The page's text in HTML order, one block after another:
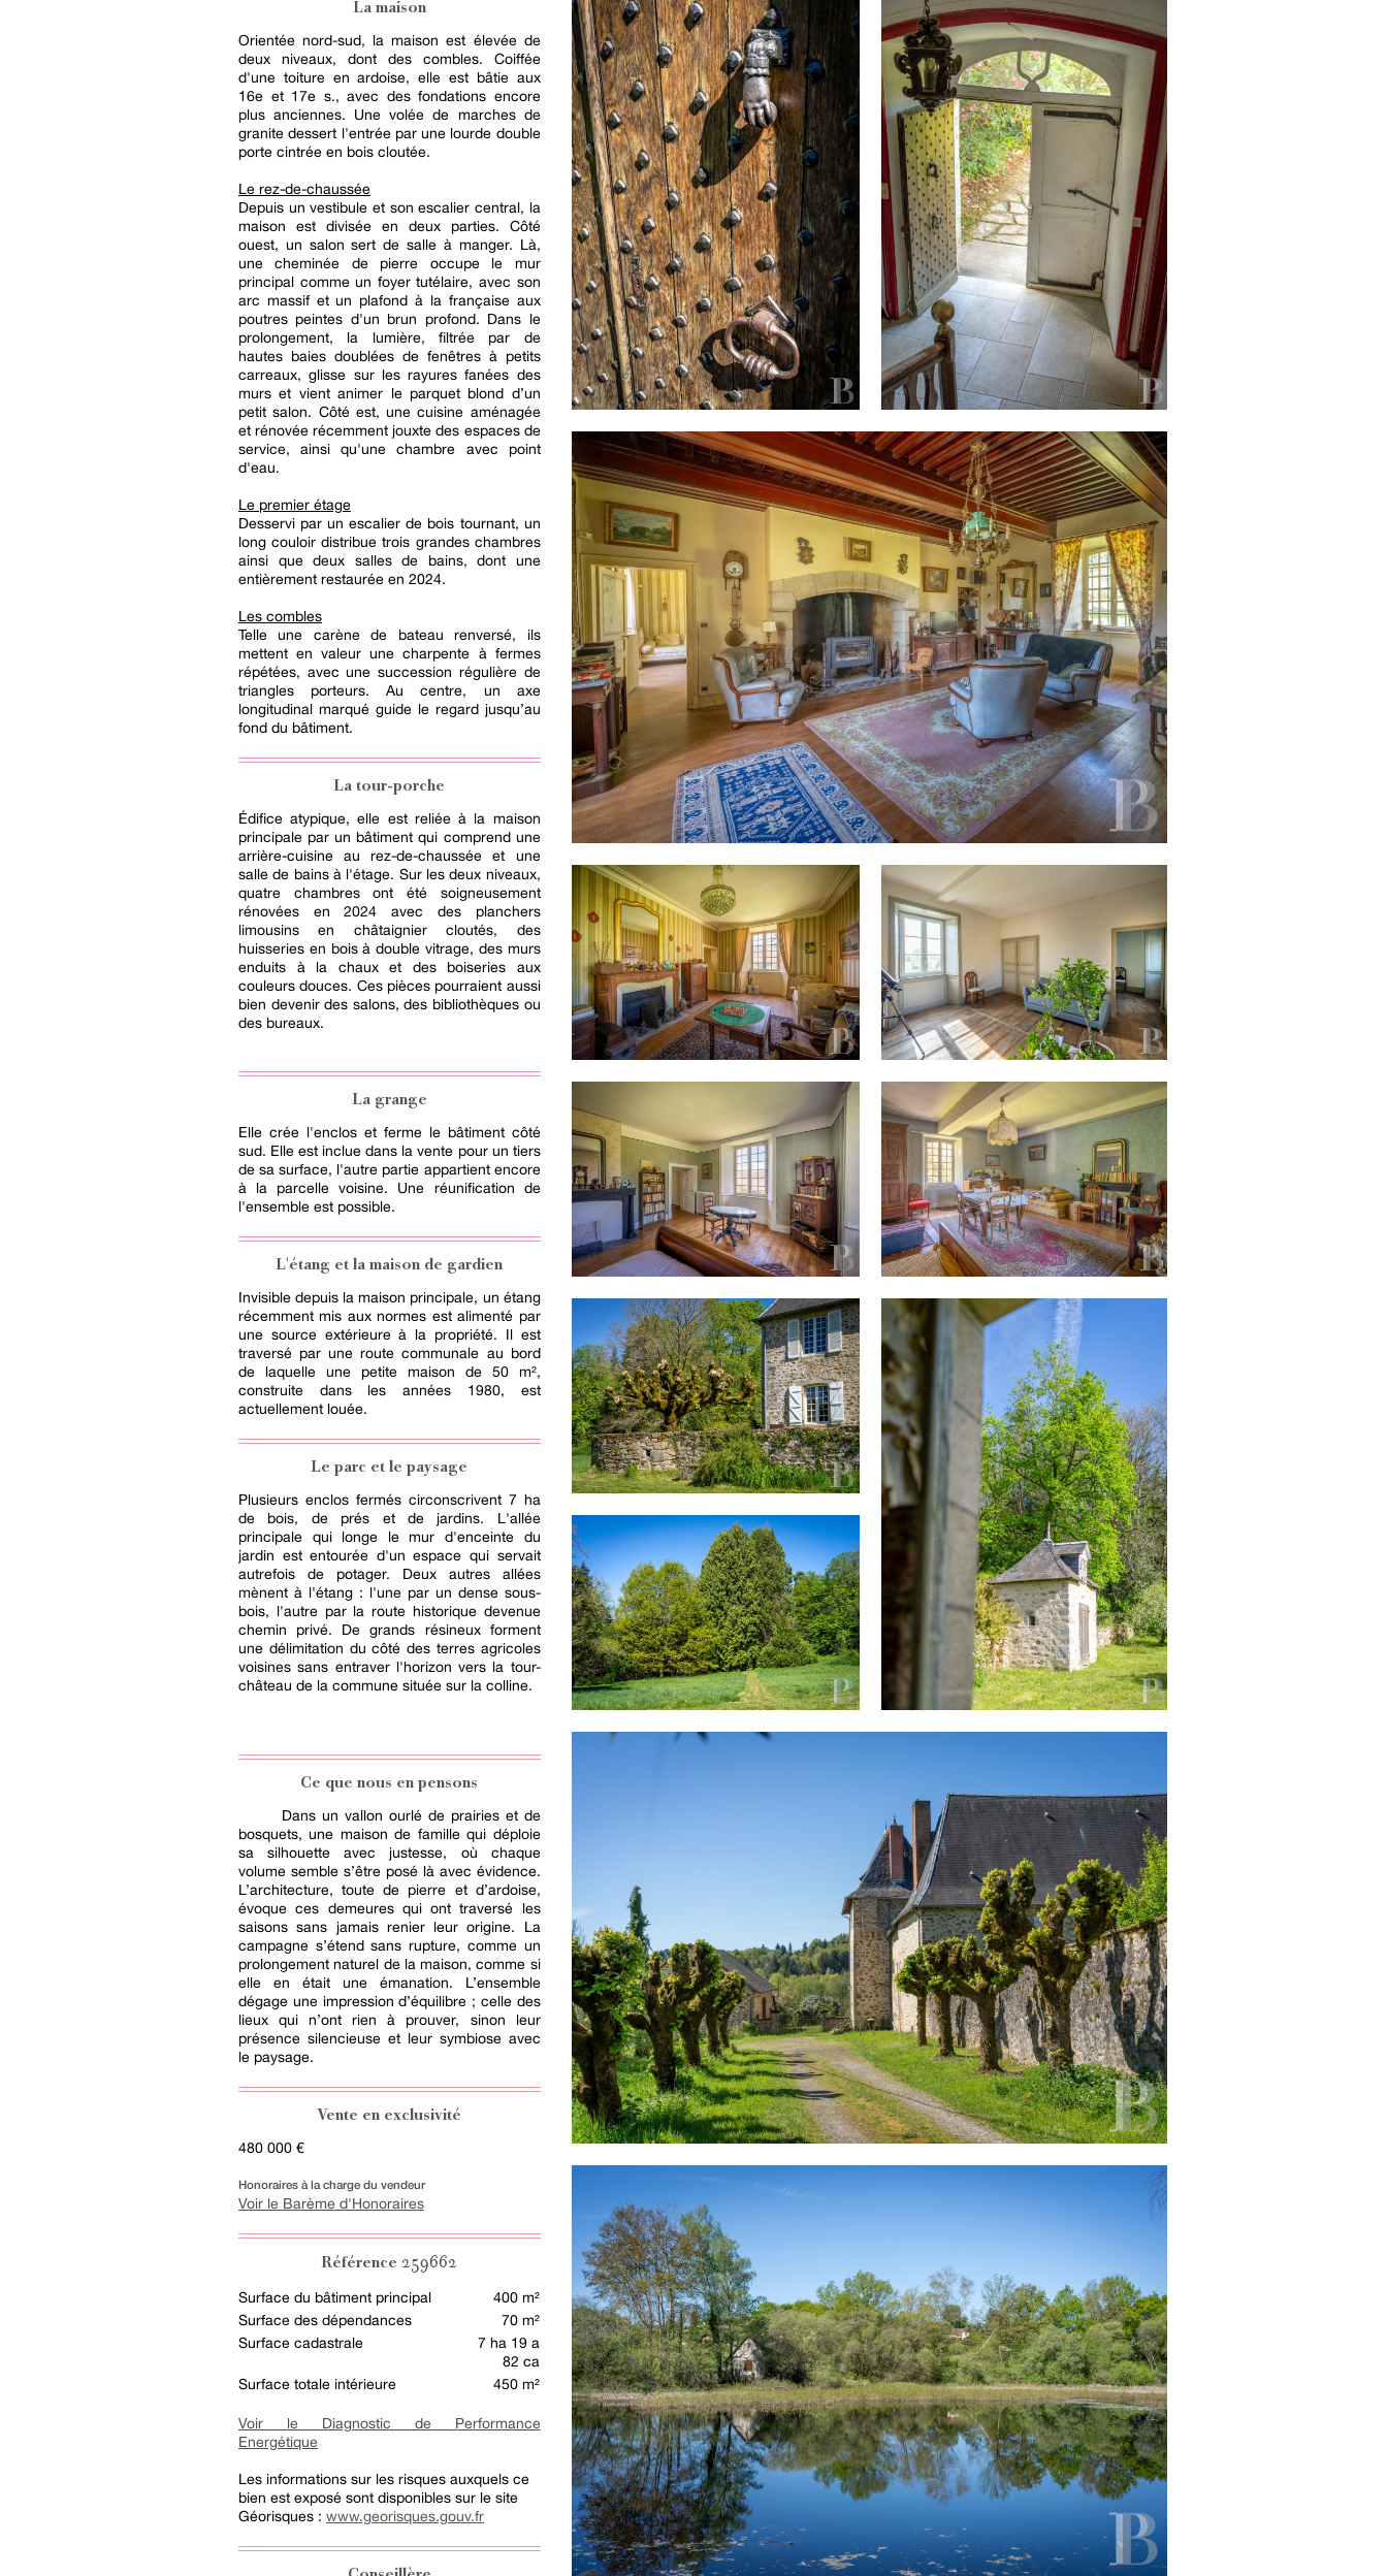
La maison
Orientée nord-sud, la maison est élevée de
deux niveaux, dont des combles. Coiffée
d'une toiture en ardoise, elle est bâtie aux
16e et 17e s., avec des fondations encore
plus anciennes. Une volée de marches de
granite dessert l'entrée par une lourde double
porte cintrée en bois cloutée.
Le rez-de-chaussée
Depuis un vestibule et son escalier central, la
maison est divisée en deux parties. Côté
ouest, un salon sert de salle à manger. Là,
une cheminée de pierre occupe le mur
principal comme un foyer tutélaire, avec son
arc massif et un plafond à la française aux
poutres peintes d'un brun profond. Dans le
prolongement, la lumière, filtrée par de
hautes baies doublées de fenêtres à petits
carreaux, glisse sur les rayures fanées des
murs et vient animer le parquet blond d’un
petit salon. Côté est, une cuisine aménagée
et rénovée récemment jouxte des espaces de
service, ainsi qu'une chambre avec point
d'eau.
Le premier étage
Desservi par un escalier de bois tournant, un
long couloir distribue trois grandes chambres
ainsi que deux salles de bains, dont une
entièrement restaurée en 2024.
Les combles
Telle une carène de bateau renversé, ils
mettent en valeur une charpente à fermes
répétées, avec une succession régulière de
triangles porteurs. Au centre, un axe
longitudinal marqué guide le regard jusqu’au
fond du bâtiment.
La tour-porche
Édifice atypique, elle est reliée à la maison
principale par un bâtiment qui comprend une
arrière-cuisine au rez-de-chaussée et une
salle de bains à l'étage. Sur les deux niveaux,
quatre chambres ont été soigneusement
rénovées en 2024 avec des planchers
limousins en châtaignier cloutés, des
huisseries en bois à double vitrage, des murs
enduits à la chaux et des boiseries aux
couleurs douces. Ces pièces pourraient aussi
bien devenir des salons, des bibliothèques ou
des bureaux.
La grange
Elle crée l'enclos et ferme le bâtiment côté
sud. Elle est inclue dans la vente pour un tiers
de sa surface, l'autre partie appartient encore
à la parcelle voisine. Une réunification de
l'ensemble est possible.
L'étang et la maison de gardien
Invisible depuis la maison principale, un étang
récemment mis aux normes est alimenté par
une source extérieure à la propriété. Il est
traversé par une route communale au bord
de laquelle une petite maison de 50 m²,
construite dans les années 1980, est
actuellement louée.
Le parc et le paysage
Plusieurs enclos fermés circonscrivent 7 ha
de bois, de prés et de jardins. L'allée
principale qui longe le mur d'enceinte du
jardin est entourée d'un espace qui servait
autrefois de potager. Deux autres allées
mènent à l'étang : l'une par un dense sous-
bois, l'autre par la route historique devenue
chemin privé. De grands résineux forment
une délimitation du côté des terres agricoles
voisines sans entraver l'horizon vers la tour-
château de la commune située sur la colline.
Ce que nous en pensons
Dans un vallon ourlé de prairies et de
bosquets, une maison de famille qui déploie
sa silhouette avec justesse, où chaque
volume semble s’être posé là avec évidence.
L’architecture, toute de pierre et d’ardoise,
évoque ces demeures qui ont traversé les
saisons sans jamais renier leur origine. La
campagne s’étend sans rupture, comme un
prolongement naturel de la maison, comme si
elle en était une émanation. L’ensemble
dégage une impression d’équilibre ; celle des
lieux qui n’ont rien à prouver, sinon leur
présence silencieuse et leur symbiose avec
le paysage.
Vente en exclusivité
480 000 €
Honoraires à la charge du vendeur
Voir le Barème d'Honoraires
Référence 259662
Surface du bâtiment principal
400 m²
Surface des dépendances
70 m²
Surface cadastrale
7 ha 19 a
82 ca
Surface totale intérieure
450 m²
Voir le Diagnostic de Performance
Energétique
Les informations sur les risques auxquels ce
bien est exposé sont disponibles sur le site
Géorisques : www.georisques.gouv.fr